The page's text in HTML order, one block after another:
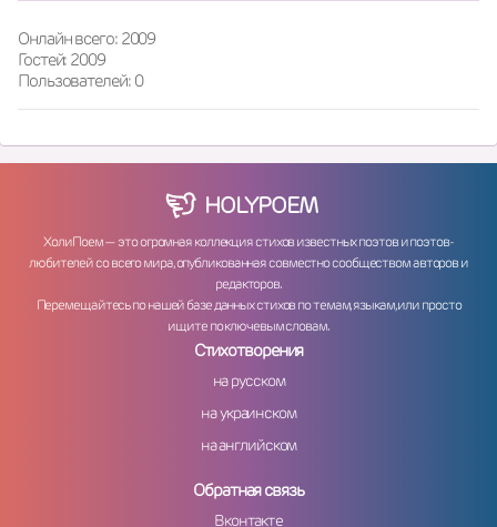
Онлайн всего: 2009
Гостей: 2009
Пользователей: 0
HOLYPOEM
ХолиПоем — это огромная коллекция стихов известных поэтов и поэтов-
любителей со всего мира, опубликованная совместно сообществом авторов и
редакторов.
Перемещайтесь по нашей базе данных стихов по темам, языкам, или просто
ищите по ключевым словам.
Стихотворения
на русском
на украинском
на английском
Обратная связь
Вконтакте